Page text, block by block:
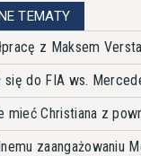
TEMATY
z Maksem
do FIA ws.
mieć Christiana z
zaangażowaniu